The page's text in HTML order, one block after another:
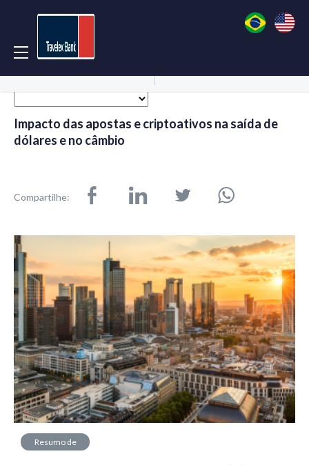
Impacto das apostas e criptoativos na saída de
dólares e no câmbio
Compartilhe:
Resumo de